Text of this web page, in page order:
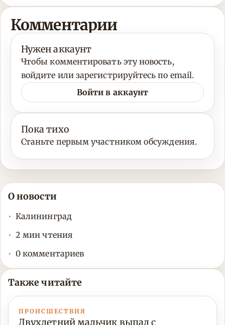
Комментарии
Нужен аккаунт
Чтобы комментировать эту новость,
войдите или зарегистрируйтесь по email.
Войти в аккаунт
Пока тихо
Станьте первым участником обсуждения.
О новости
Калининград
2 мин чтения
0 комментариев
Также читайте
ПРОИСШЕСТВИЯ
Двухлетний мальчик выпал с